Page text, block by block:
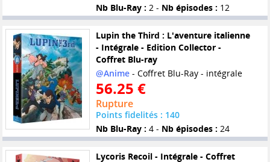
Nb Blu-Ray : 2 - Nb épisodes : 12
Lupin the Third : L'aventure italienne
- Intégrale - Edition Collector -
Coffret Blu-ray
@Anime- Coffret Blu-Ray - intégrale
56.25 €
Rupture
Points fidelités : 140
Nb Blu-Ray : 4 - Nb épisodes : 24
Lycoris Recoil - Intégrale - Coffret